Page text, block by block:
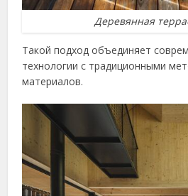
Деревянная
Такой подход объединяет
технологии с традиционными
материалов.